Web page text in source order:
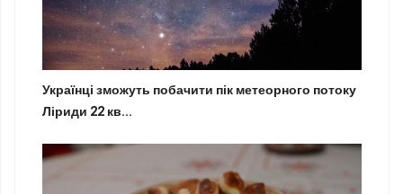
Українці зможуть побачити пік метеорного потоку
Ліриди 22 кв...